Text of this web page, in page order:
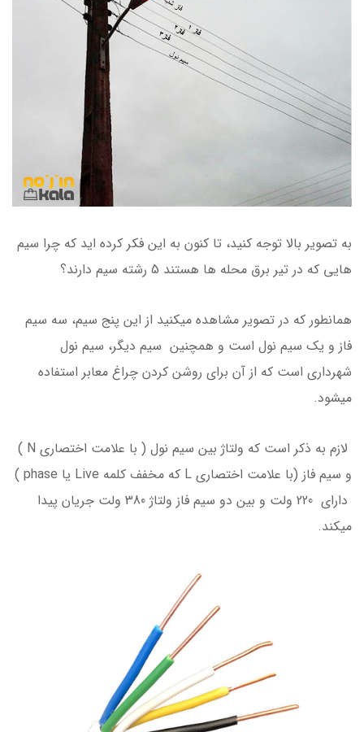
به تصویر بالا توجه کنید، تا کنون به این فکر کرده اید که چرا سیم
هایی که در تیر برق محله ها هستند 5 رشته سیم دارند؟
همانطور که در تصویر مشاهده میکنید از این پنج سیم، سه سیم
فاز و یک سیم نول است و همچنین سیم دیگر، سیم نول
شهرداری است که از آن برای روشن کردن چراغ معابر استفاده
میشود.
لازم به ذکر است که ولتاژ بین سیم نول ( با علامت اختصاری N )
و سیم فاز (با علامت اختصاری L که مخفف کلمه Live یا phase )
دارای 220 ولت و بین دو سیم فاز ولتاژ 380 ولت جریان پیدا
میکند.